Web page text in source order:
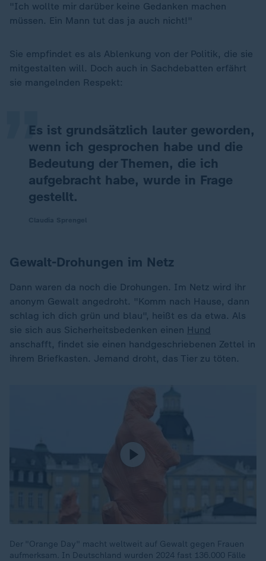
"Ich wollte mir darüber keine Gedanken machen
müssen. Ein Mann tut das ja auch nicht!"
Sie empfindet es als Ablenkung von der Politik, die sie
mitgestalten will. Doch auch in Sachdebatten erfährt
sie mangelnden Respekt:
Es ist grundsätzlich lauter geworden,
wenn ich gesprochen habe und die
Bedeutung der Themen, die ich
aufgebracht habe, wurde in Frage
gestellt.
„
Gewalt-Drohungen im Netz
Dann waren da noch die Drohungen. Im Netz wird ihr
anonym Gewalt angedroht. "Komm nach Hause, dann
schlag ich dich grün und blau", heißt es da etwa. Als
sie sich aus Sicherheitsbedenken einen Hund
anschafft, findet sie einen handgeschriebenen Zettel in
ihrem Briefkasten. Jemand droht, das Tier zu töten.
Der "Orange Day" macht weltweit auf Gewalt gegen Frauen
aufmerksam. In Deutschland wurden 2024 fast 136.000 Fälle